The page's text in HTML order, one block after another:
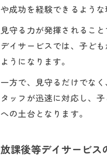
や成功を経験できるよう
見守る力が発揮されるこ
デイサービスでは、子ど
ようになります。
一方で、見守るだけでな
タッフが迅速に対応し、
への土台となります。
放課後等デイサービス